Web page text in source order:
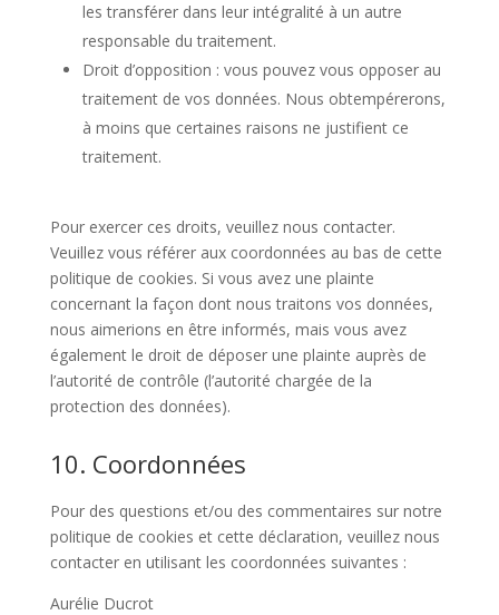
les transférer dans leur intégralité à un autre
responsable du traitement.
Droit d’opposition : vous pouvez vous opposer au
traitement de vos données. Nous obtempérerons,
à moins que certaines raisons ne justifient ce
traitement.
Pour exercer ces droits, veuillez nous contacter.
Veuillez vous référer aux coordonnées au bas de cette
politique de cookies. Si vous avez une plainte
concernant la façon dont nous traitons vos données,
nous aimerions en être informés, mais vous avez
également le droit de déposer une plainte auprès de
l’autorité de contrôle (l’autorité chargée de la
protection des données).
10. Coordonnées
Pour des questions et/ou des commentaires sur notre
politique de cookies et cette déclaration, veuillez nous
contacter en utilisant les coordonnées suivantes :
Aurélie Ducrot